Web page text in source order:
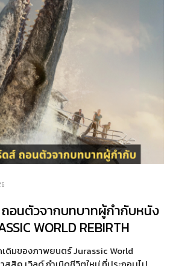
ถอนตัวจากบทบาทผู้กำกับหนัง
WORLD REBIRTH
ดิมของภาพยนตร์ Jurassic World